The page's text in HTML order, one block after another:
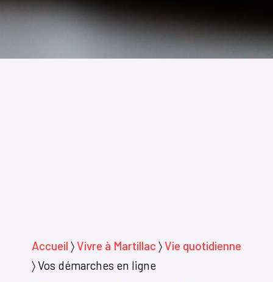
Accueil 〉Vivre à Martillac 〉Vie quotidienne
〉Vos démarches en ligne